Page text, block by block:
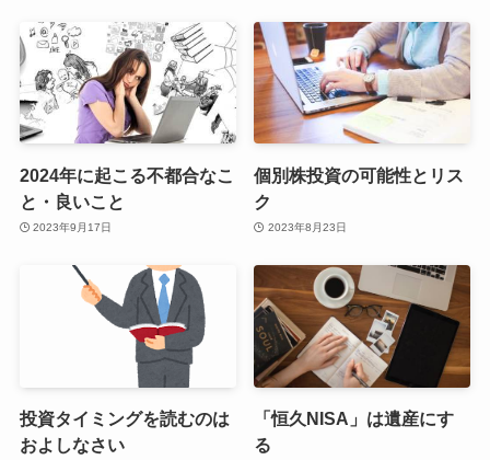
2024年に起こる不都合なこ
と・良いこと
2023年9月17日
個別株投資の可能性とリス
ク
2023年8月23日
投資タイミングを読むのは
およしなさい
「恒久NISA」は遺産にす
る